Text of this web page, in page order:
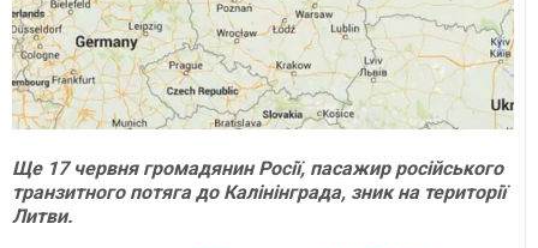
Ще 17 червня громадянин Росії, пасажир російського
транзитного потяга до Калінінграда, зник на території
Литви.